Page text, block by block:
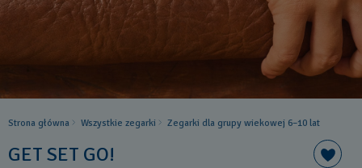
Strona główna Wszystkie zegarki Zegarki dla grupy wiekowej 6–10 lat
GET SET GO!